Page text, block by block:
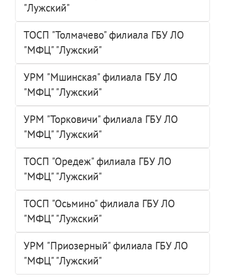
"Лужский"
ТОСП "Толмачево" филиала ГБУ ЛО
"МФЦ" "Лужский"
УРМ "Мшинская" филиала ГБУ ЛО
"МФЦ" "Лужский"
УРМ "Торковичи" филиала ГБУ ЛО
"МФЦ" "Лужский"
ТОСП "Оредеж" филиала ГБУ ЛО
"МФЦ" "Лужский"
ТОСП "Осьмино" филиала ГБУ ЛО
"МФЦ" "Лужский"
УРМ "Приозерный" филиала ГБУ ЛО
"МФЦ" "Лужский"